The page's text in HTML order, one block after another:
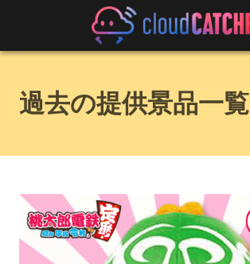
過去の提供景品一覧